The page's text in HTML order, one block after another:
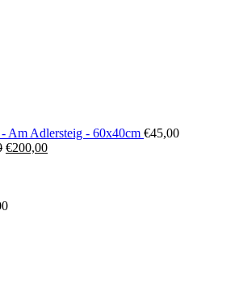
Am Adlersteig - 60x40cm €45,00
Ursprünglicher
€200,00Aktueller